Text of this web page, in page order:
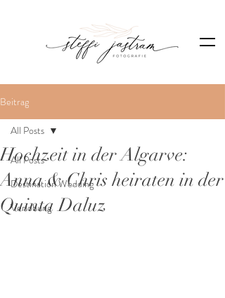
Beitrag
All Posts
Destination Wedding
Verlobung
All Posts
Hochzeit in der Algarve:
Anna & Chris heiraten in der
Quinta Daluz